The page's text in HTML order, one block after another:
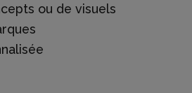
ou de visuels